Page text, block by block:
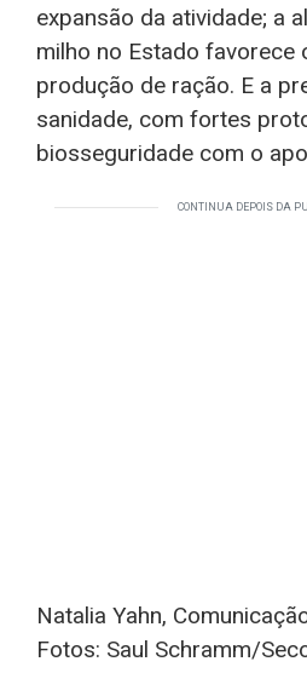
expansão da atividade; a
milho no Estado favorece
produção de ração. E a
sanidade, com fortes
biosseguridade com o
CONTINUA DEPOIS DA
Natalia Yahn,
Fotos: Saul Schramm/